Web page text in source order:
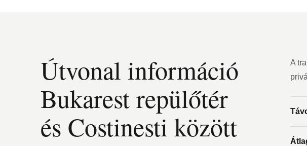
Útvonal információ
Bukarest repülőtér
és Costinesti között
A